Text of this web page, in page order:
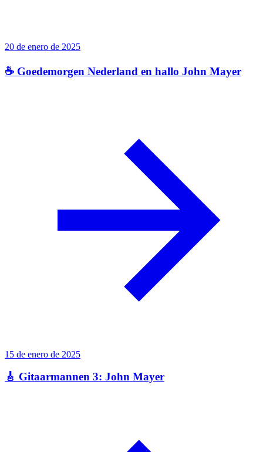
20 de enero de 2025
☕ Goedemorgen Nederland en hallo John Mayer
15 de enero de 2025
🎸 Gitaarmannen 3: John Mayer